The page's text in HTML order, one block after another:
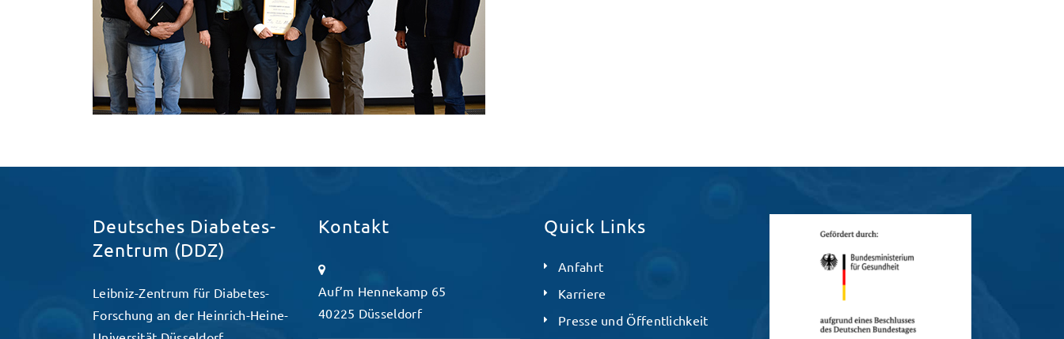
Deutsches Diabetes-
Zentrum (DDZ)
Leibniz-Zentrum für Diabetes-
Forschung an der Heinrich-Heine-
Kontakt
Auf’m Hennekamp 65
40225 Düsseldorf
Quick Links
Anfahrt
Karriere
Presse und Öffentlichkeit